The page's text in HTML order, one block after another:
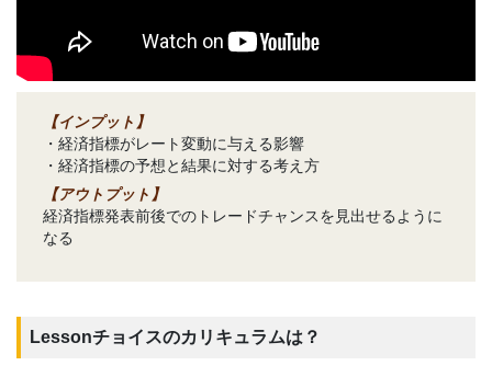
【インプット】
・経済指標がレート変動に与える影響
・経済指標の予想と結果に対する考え方
【アウトプット】
経済指標発表前後でのトレードチャンスを見出せるように
なる
Lessonチョイスのカリキュラムは？